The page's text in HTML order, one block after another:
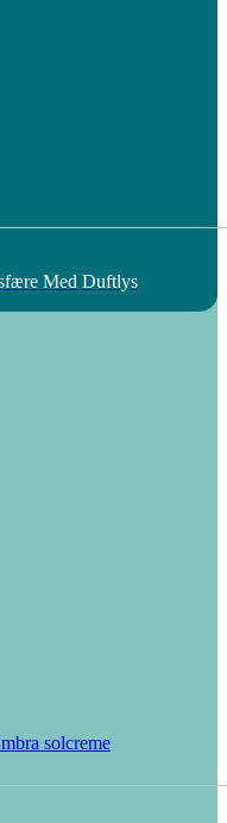
Med Duftlys
solcreme